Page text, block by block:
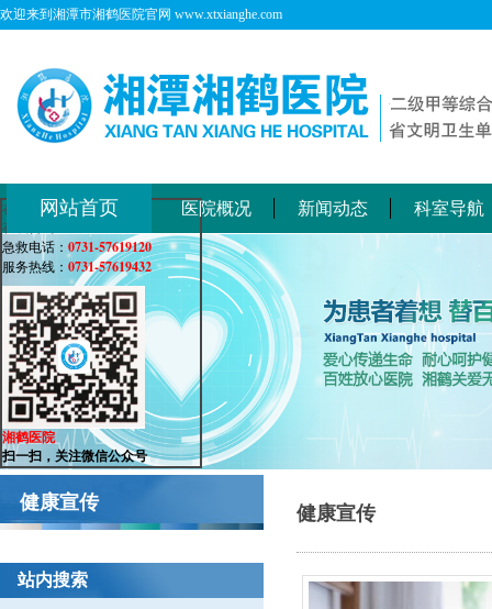
欢迎来到湘潭市湘鹤医院官网 www.xtxianghe.com
网站首页 医院概况 新闻动态 科室导航
健康宣传
站内搜索
健康宣传
在线客服
在线咨询：
急救电话： 0731-57619120
服务热线： 0731-57619432
湘鹤医院
扫一扫，关注微信公众号